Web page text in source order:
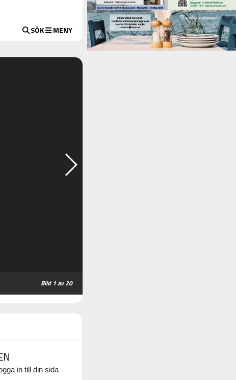
SÖK MENY
1av 20
in till din sida